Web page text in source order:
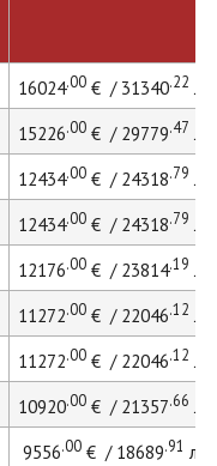
16024.00€ / 31340.22 лв.
15226.00€ / 29779.47 лв.
12434.00€ / 24318.79 лв.
12434.00€ / 24318.79 лв.
12176.00€ / 23814.19 лв.
11272.00€ / 22046.12 лв.
11272.00€ / 22046.12 лв.
10920.00€ / 21357.66 лв.
9556.00€ / 18689.91 лв.